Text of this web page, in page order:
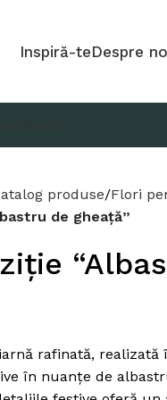
Inspiră-teDespre
produse Flori
de gheață”
rafinată,
în nuanțe de